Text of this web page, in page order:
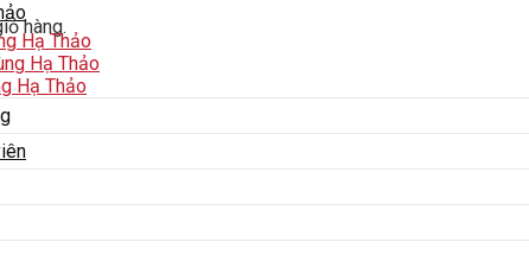
hàng.
Hạ Thảo
Hạ Thảo
Hạ Thảo